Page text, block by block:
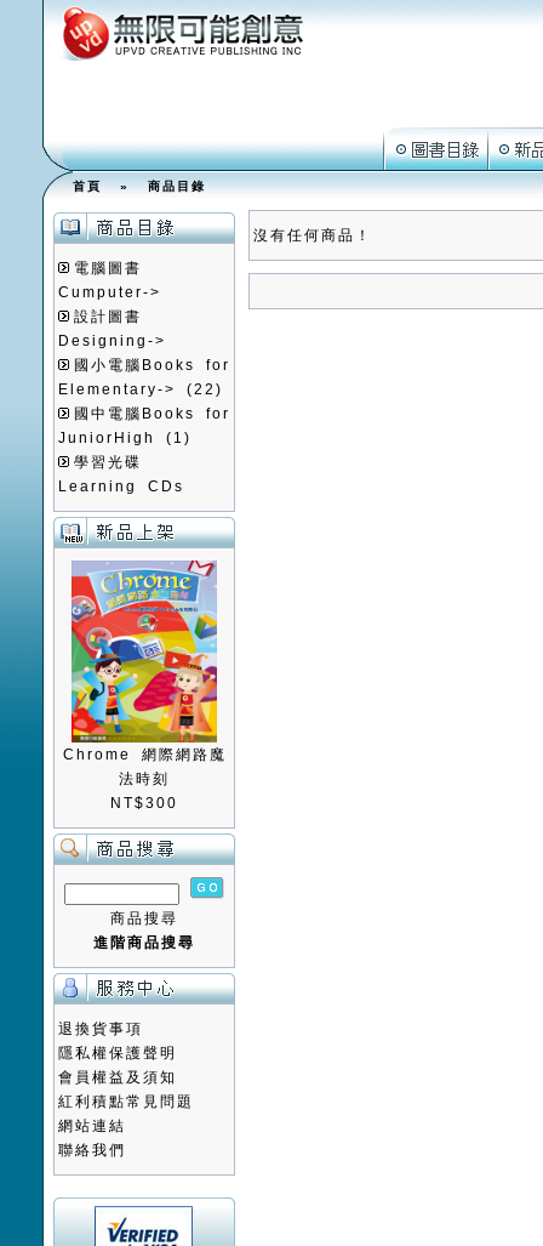
首頁»商品目錄
電腦圖書
Cumputer->
設計圖書
Designing->
國小電腦Books for
Elementary->
(22)
國中電腦Books for
JuniorHigh
(1)
學習光碟
Learning CDs
Chrome 網際網路魔
法時刻
NT$300
商品搜尋
進階商品搜尋
退換貨事項
隱私權保護聲明
會員權益及須知
紅利積點常見問題
網站連結
聯絡我們
沒有任何商品！